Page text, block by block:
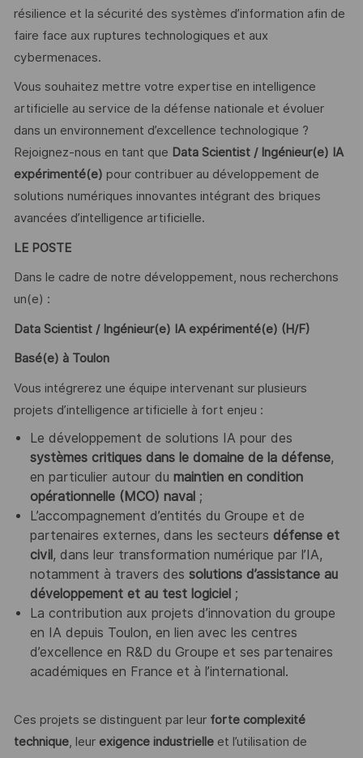
résilience et la sécurité des systèmes d’information afin de
faire face aux ruptures technologiques et aux
cybermenaces.
Vous souhaitez mettre votre expertise en intelligence
artificielle au service de la défense nationale et évoluer
dans un environnement d’excellence technologique ?
Rejoignez-nous en tant que Data Scientist / Ingénieur(e) IA
expérimenté(e) pour contribuer au développement de
solutions numériques innovantes intégrant des briques
avancées d’intelligence artificielle.
LE POSTE
Dans le cadre de notre développement, nous recherchons
un(e) :
Data Scientist / Ingénieur(e) IA expérimenté(e) (H/F)
Basé(e) à Toulon
Vous intégrerez une équipe intervenant sur plusieurs
projets d’intelligence artificielle à fort enjeu :
Le développement de solutions IA pour des
systèmes critiques dans le domaine de la défense,
en particulier autour du maintien en condition
opérationnelle (MCO) naval ;
L’accompagnement d’entités du Groupe et de
partenaires externes, dans les secteurs défense et
civil , dans leur transformation numérique par l’IA,
notamment à travers des solutions d’assistance au
développement et au test logiciel ;
La contribution aux projets d’innovation du groupe
en IA depuis Toulon, en lien avec les centres
d’excellence en R&D du Groupe et ses partenaires
académiques en France et à l’international.
Ces projets se distinguent par leur forte complexité
technique, leur exigence industrielleet l’utilisation de